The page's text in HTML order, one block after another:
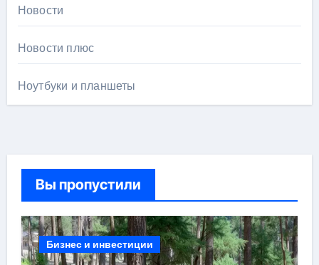
Новости
Новости плюс
Ноутбуки и планшеты
Вы пропустили
Бизнес и инвестиции